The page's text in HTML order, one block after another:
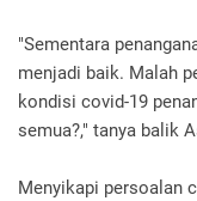
"Sementara
menjadi baik. Malah
kondisi covid-19
semua?," tanya balik
Menyikapi persoalan